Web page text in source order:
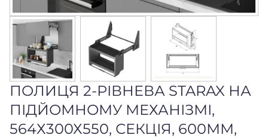
ПОЛИЦЯ 2-РІВНЕВА STARAX НА
ПІДЙОМНОМУ МЕХАНІЗМІ,
564Х300Х550, СЕКЦІЯ, 600ММ,